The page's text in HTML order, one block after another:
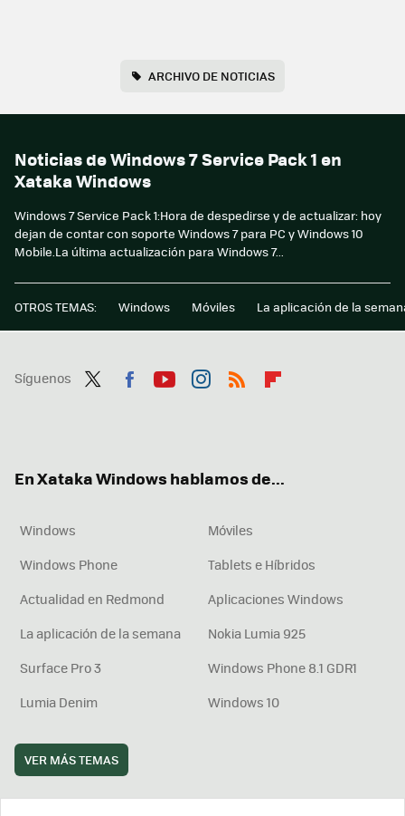
ARCHIVO DE NOTICIAS
Noticias de Windows 7 Service Pack 1 en
Xataka Windows
Windows 7 Service Pack 1:Hora de despedirse y de actualizar: hoy
dejan de contar con soporte Windows 7 para PC y Windows 10
Mobile.La última actualización para Windows 7...
OTROS TEMAS: Windows Móviles La aplicación de la
Síguenos
En Xataka Windows hablamos de...
Windows
Móviles
Windows Phone
Tablets e Híbridos
Actualidad en Redmond
Aplicaciones Windows
La aplicación de la semana
Nokia Lumia 925
Surface Pro 3
Windows Phone 8.1 GDR1
Lumia Denim
Windows 10
VER MÁS TEMAS